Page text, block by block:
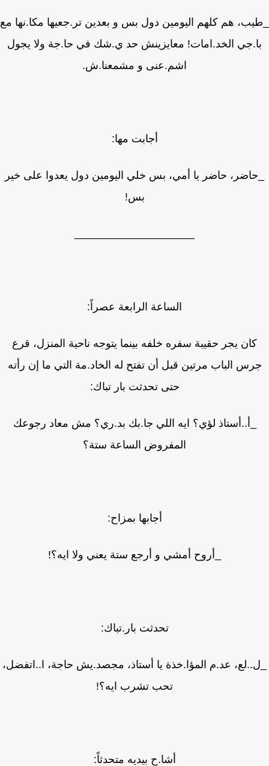
هم كلهم اليومين دول بس و بعدين تر.جعيها مكا.نها مع
الخد.امات! معايزينش حد ي.شك في حا.جة ولا يجول
اشم.عنى و مشمعنا.ش.
أجابت مها:
حاضر يا أمي، بس خلي اليومين دول يعدوا على خير
بس!
الساعة الرابعة عصراً:
كان يجر حقيبة سفره خلفه بينما يتوجه ناحية المنزل، قرع
الباب مرتين قبل أن تفتح له الخاد.مة التي ما إن رأته
حتى تحدثت بار تباك:
_أ..أستاذ لؤي؟ ايه اللي جا.بك بد.ري؟ مش معاد رجوعك
المفروض الساعة ستة؟
أجابها بمزاح:
_أروح أمشي و أرجع ستة يعني ولا ايه؟!
تحدثت بار.تباك:
عد.م المؤا.خذة يا أستاذ، مجصد.يش حاجة، ا..اتفضل،
تحب تشرب ايه؟!
أشا.ح بيديه متحدثاً: